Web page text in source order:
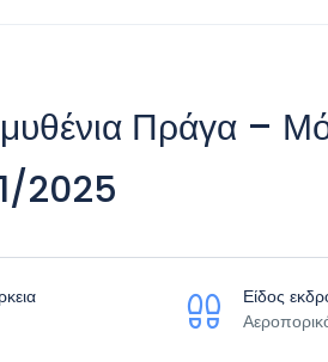
Πράγα –
2025
Είδος